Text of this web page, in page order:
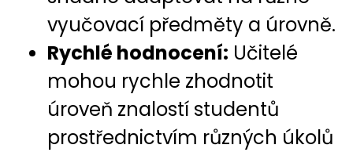
vyučovací předměty a úrovně.
Rychlé hodnocení: Učitelé
mohou rychle zhodnotit
úroveň znalostí studentů
prostřednictvím různých úkolů